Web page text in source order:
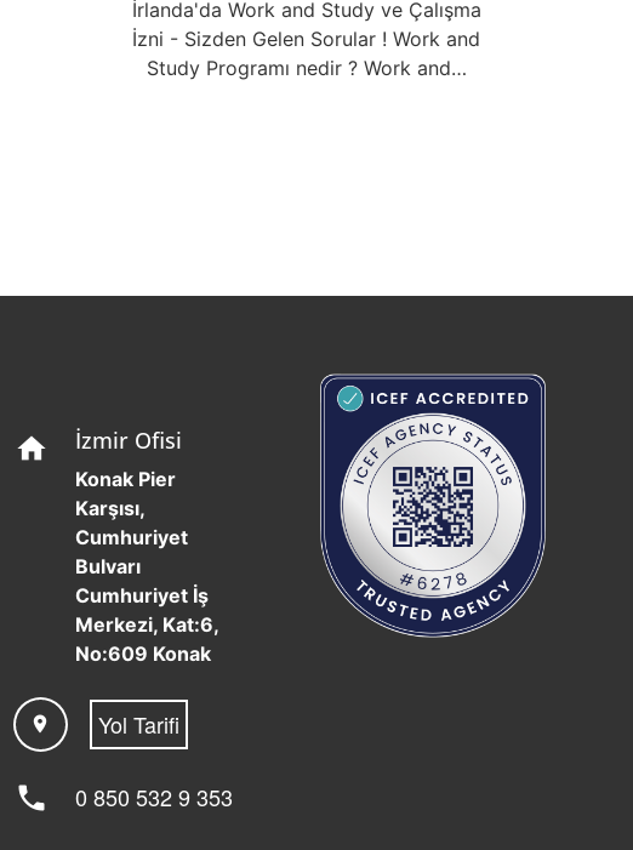
İrlanda'da Work and Study ve Çalışma
İzni - Sizden Gelen Sorular ! Work and
Study Programı nedir ? Work and…
Kendini Aş
Kendini Aş (Bu yazımız, konfor
alanından çıkamaya cesaret bulamayıp
yerinde sayanlar için yazılmıştır
)Ölmeden önce yapılacaklar listeniz nedir